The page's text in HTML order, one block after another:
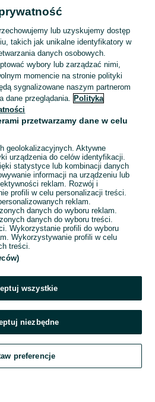
garaż blaszany 9x6 solidny
ocynkowany dach z filcem
16 900 zł
Nowy Targ
09 sierpnia 2026
garaż 6x6 profile ocynkowany
blaszak
Nowy Sącz
09 sierpnia 2026
/ SMS
Dodaj Czat Konto
lub uzyskujemy dostęp
takich jak unikalne identyfikatory w
danych osobowych.
wybory lub zarządzać nimi,
momencie na stronie polityki
sygnalizowane naszym partnerom
dane przeglądania. Polityka
przetwarzamy dane w celu
geolokalizacyjnych. Aktywne
urządzenia do celów identyfikacji.
statystyce lub kombinacji danych
informacji na urządzeniu lub
reklam. Rozwój i
profili w celu personalizacji treści.
reklam.
danych do wyboru reklam.
danych do wyboru treści.
Wykorzystanie profili do wyboru
Wykorzystywanie profili w celu
treści.
wszystkie
niezbędne
preferencje